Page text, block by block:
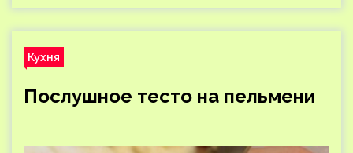
Кухня
Послушное тесто на пельмени